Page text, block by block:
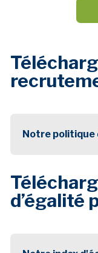
Notre
d’égalité